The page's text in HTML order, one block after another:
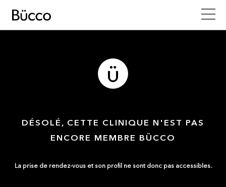
DÉSOLÉ, CETTE CLINIQUE N'EST PAS
ENCORE MEMBRE BÜCCO
La prise de rendez-vous et son profil ne sont donc pas accessibles.